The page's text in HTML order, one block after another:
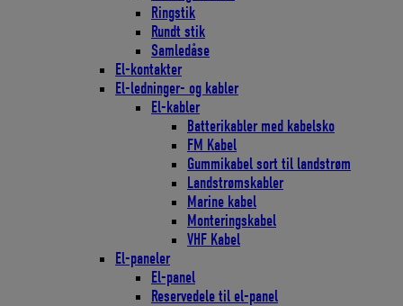
Ringstik
Rundt stik
Samledåse
El-kontakter
El-ledninger- og kabler
El-kabler
Batterikabler med kabelsko
FM Kabel
Gummikabel sort til landstrøm
Landstrømskabler
Marine kabel
Monteringskabel
VHF Kabel
El-paneler
El-panel
Reservedele til el-panel